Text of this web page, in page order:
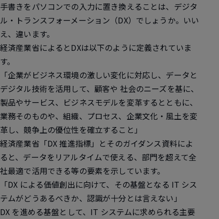
手書きをパソコンでの入力に置き換えることは、デジタ
ル・トランスフォーメーション（DX）でしょうか。いい
え、違います。
経済産業省によるとDXは以下のように定義されていま
す。
「企業がビジネス環境の激しい変化に対応し、データと
デジタル技術を活用して、顧客や 社会のニーズを基に、
製品やサービス、ビジネスモデルを変革するとともに、
業務そのものや、組織、プロセス、企業文化・風土を変
革し、競争上の優位性を確立すること」
経済産業省「DX 推進指標」とそのガイダンス資料によ
ると、データをリアルタイムで使える、部門を超えて全
社最適で活用できる等の要素を示しています。
「DX による価値創出に向けて、その基盤となる IT シス
テムがどうあるべきか、認識が十分とは言えない」
DX を進める基盤として、IT システムに求められる主要